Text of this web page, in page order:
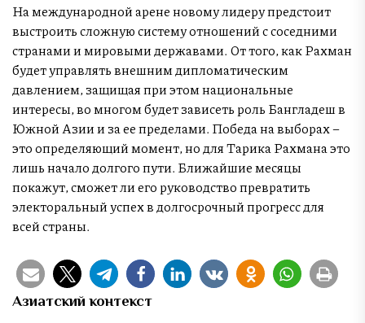
На международной арене новому лидеру предстоит
выстроить сложную систему отношений с соседними
странами и мировыми державами. От того, как Рахман
будет управлять внешним дипломатическим
давлением, защищая при этом национальные
интересы, во многом будет зависеть роль Бангладеш в
Южной Азии и за ее пределами. Победа на выборах –
это определяющий момент, но для Тарика Рахмана это
лишь начало долгого пути. Ближайшие месяцы
покажут, сможет ли его руководство превратить
электоральный успех в долгосрочный прогресс для
всей страны.
Азиатский контекст